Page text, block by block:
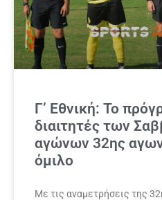
Γ’ Εθνική: Το
διαιτητές των
αγώνων 32ης
όμιλο
Με τις αναμετρήσεις της